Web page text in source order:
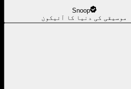
Snoop
موسیقی کی دنیا کا آئیکون